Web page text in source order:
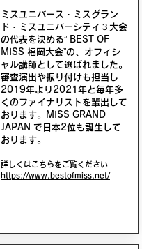
ミスユニバース・ミスグラン
ド・ミスユニバーシティ３大会
の代表を決める” BEST OF
MISS 福岡大会”の、オフィシ
ャル講師として選ばれました。
審査演出や振り付けも担当し
2019年より2021年と毎年多
くのファイナリストを輩出して
おります。MISS GRAND
JAPAN で日本2位も誕生して
おります。
詳しくはこちらをご覧ください
https://www.bestofmiss.net/